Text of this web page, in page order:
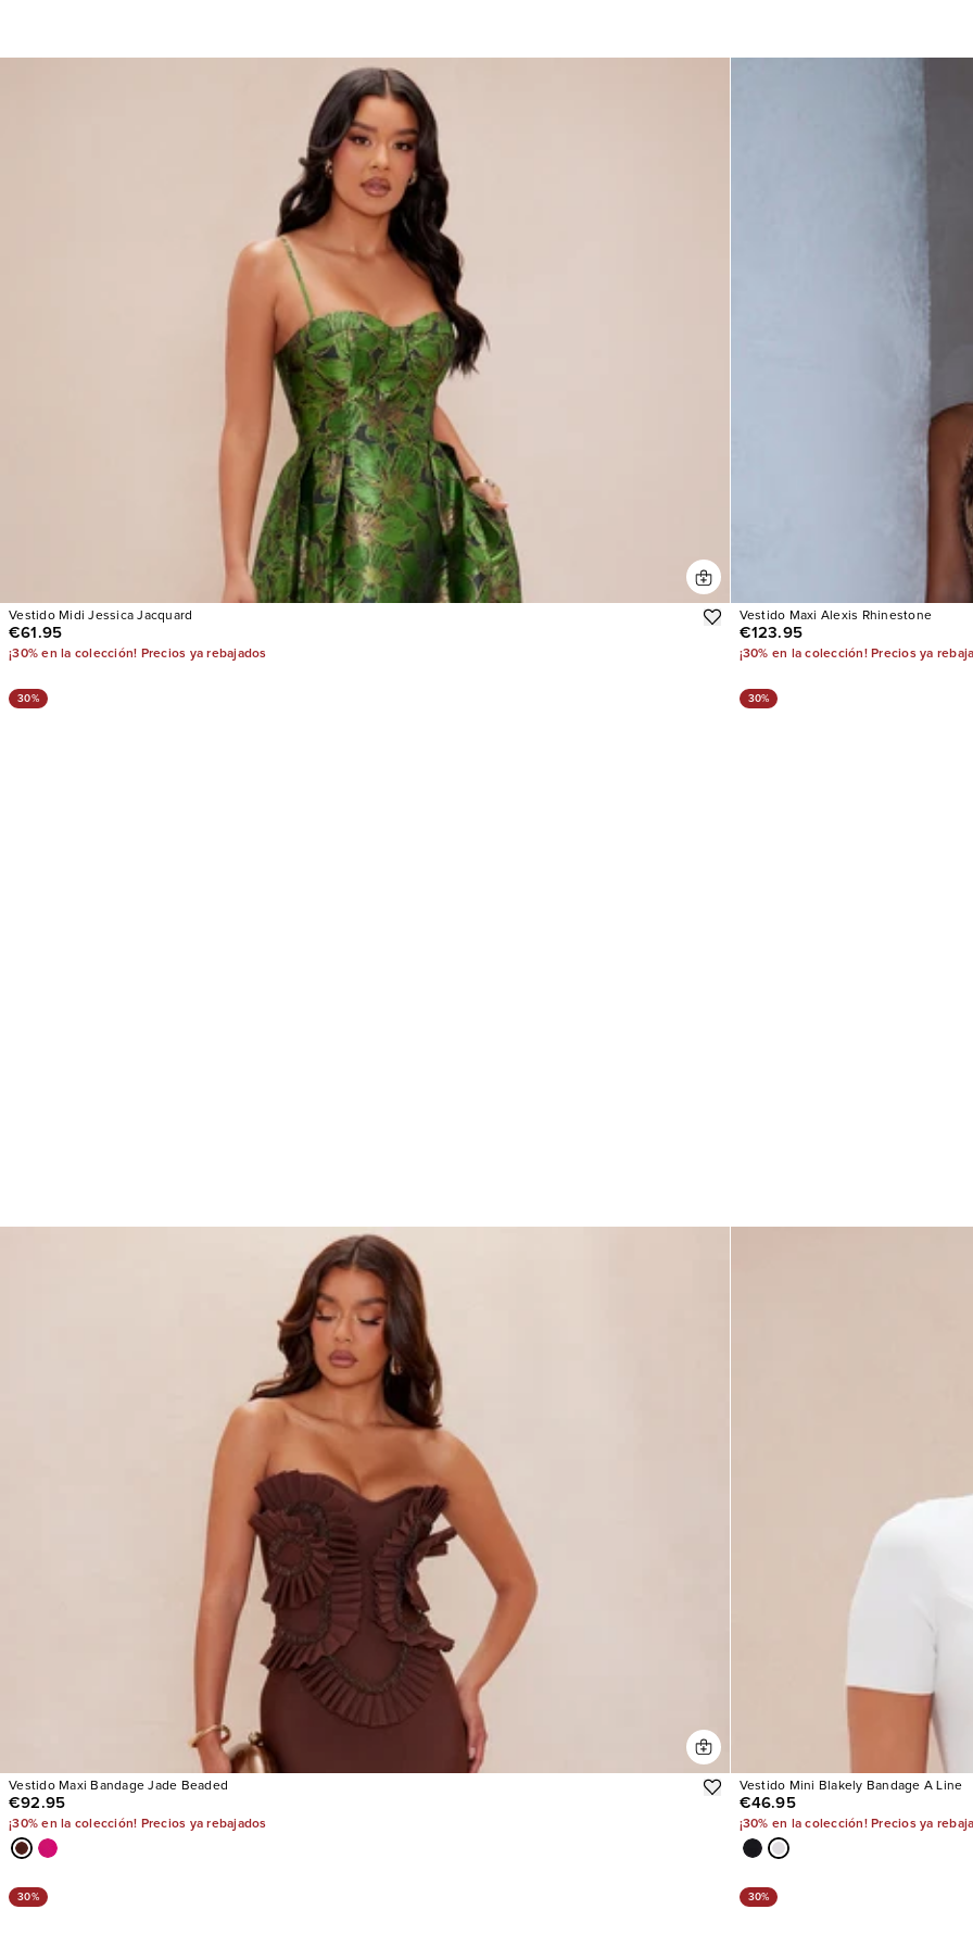
Vestido Midi Jessica Jacquard
€61.95
¡30% en la colección! Precios ya rebajados
Vestido Maxi Alexis Rhinestone
€123.95
¡30% en la colección! Precios ya
30%
Vestido Maxi Bandage Jade Beaded
€92.95
¡30% en la colección! Precios ya rebajados
30%
Vestido Mini Blakely Bandage A Line
€46.95
¡30% en la colección! Precios ya
30% 30%